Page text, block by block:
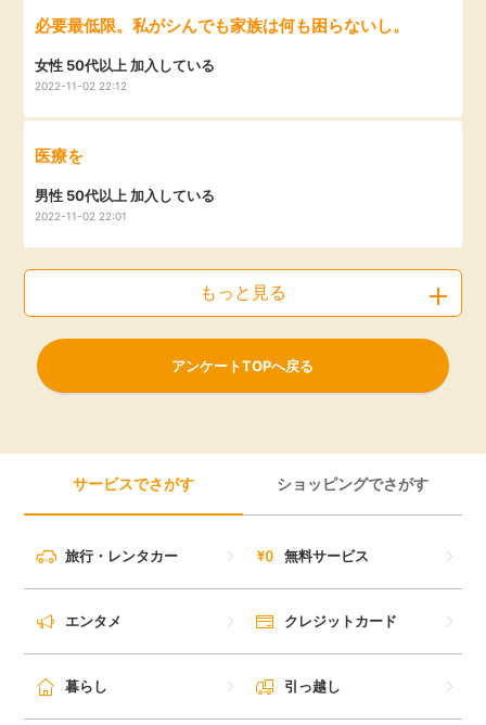
必要最低限。私がシんでも家族は何も困らないし。
女性 50代以上 加入している
2022-11-02 22:12
医療を
男性 50代以上 加入している
2022-11-02 22:01
もっと見る
アンケートTOPへ戻る
サービスでさがす ショッピングでさがす
旅行・レンタカー 無料サービス
エンタメ クレジットカード
暮らし 引っ越し